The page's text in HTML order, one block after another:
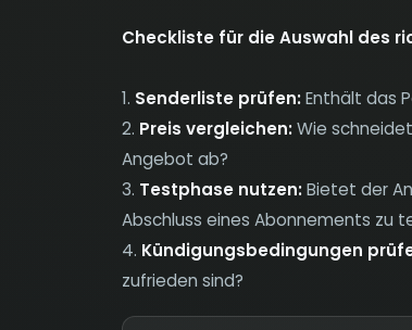
Checkliste für die Auswahl des
1. Senderliste prüfen:Enthält das
2. Preis vergleichen:Wie
Angebot ab?
3. Testphase nutzen:Bietet der
Abschluss eines Abonnements zu
4. Kündigungsbedingungen
zufrieden sind?